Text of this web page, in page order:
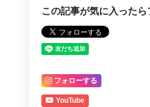
この記事が気に入ったら
フォローする
YouTube